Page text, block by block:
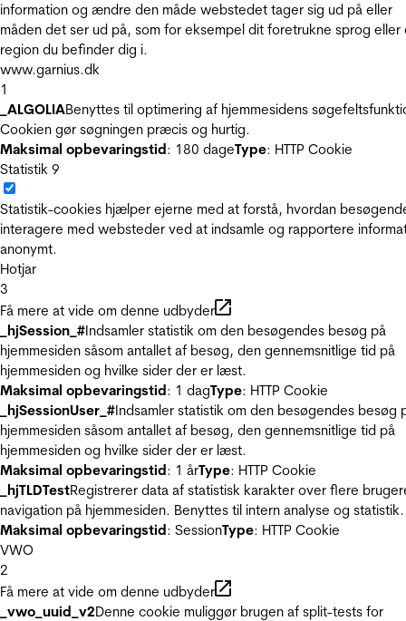
information og ændre den måde webstedet tager sig ud på eller
måden det ser ud på, som for eksempel dit foretrukne sprog eller
region du befinder dig i.
www.garnius.dk
1
_ALGOLIABenyttes til optimering af hjemmesidens
Cookien gør søgningen præcis og hurtig.
Maksimal opbevaringstid: 180 dageType: HTTP Cookie
Statistik 9
Statistik-cookies hjælper ejerne med at forstå, hvordan
interagere med websteder ved at indsamle og rapportere
anonymt.
Hotjar
3
Få mere at vide om denne udbyder
_hjSession_#Indsamler statistik om den besøgendes besøg på
hjemmesiden såsom antallet af besøg, den gennemsnitlige tid på
hjemmesiden og hvilke sider der er læst.
Maksimal opbevaringstid: 1 dagType: HTTP Cookie
_hjSessionUser_#Indsamler statistik om den besøgendes besøg
hjemmesiden såsom antallet af besøg, den gennemsnitlige tid på
hjemmesiden og hvilke sider der er læst.
Maksimal opbevaringstid: 1 årType: HTTP Cookie
_hjTLDTestRegistrerer data af statistisk karakter over flere
navigation på hjemmesiden. Benyttes til intern analyse og statistik.
Maksimal opbevaringstid: SessionType: HTTP Cookie
VWO
2
Få mere at vide om denne udbyder
_vwo_uuid_v2Denne cookie muliggør brugen af split-tests for